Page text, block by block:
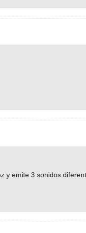
y emite 3 sonidos